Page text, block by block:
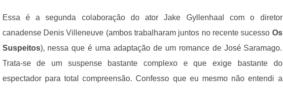
Essa é a segunda colaboração do ator Jake Gyllenhaal com o diretor
canadense Denis Villeneuve (ambos trabalharam juntos no recente sucesso Os
Suspeitos), nessa que é uma adaptação de um romance de José Saramago.
Trata-se de um suspense bastante complexo e que exige bastante do
espectador para total compreensão. Confesso que eu mesmo não entendi a